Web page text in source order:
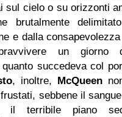
sul cielo o su orizzonti
brutalmente
e dalla
un giorno
succedeva col
, inoltre, McQueen
sebbene il
il terribile piano